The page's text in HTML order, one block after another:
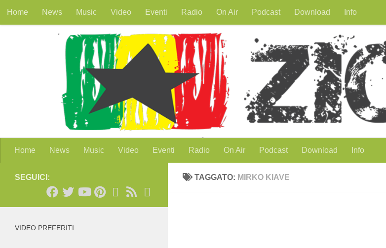
Salta al contenuto
Home News Music Video Eventi Radio On Air Podcast Download Info
Home News Music Video Eventi Radio On Air Podcast Download Info
TAGGATO: MIRKO KIAVE
SEGUICI:
VIDEO PREFERITI